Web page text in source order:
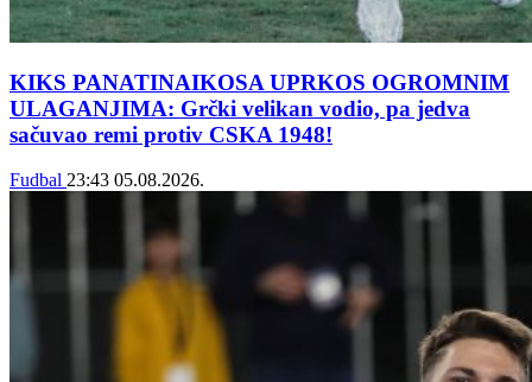
KIKS PANATINAIKOSA UPRKOS OGROMNIM
ULAGANJIMA: Grčki velikan vodio, pa jedva
sačuvao remi protiv CSKA 1948!
Fudbal 23:43 05.08.2026.